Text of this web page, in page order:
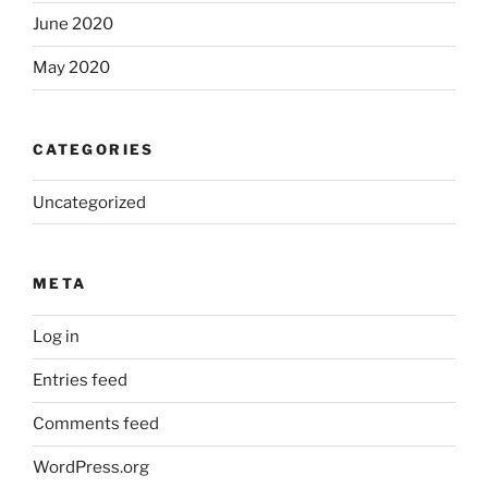
June 2020
May 2020
CATEGORIES
Uncategorized
META
Log in
Entries feed
Comments feed
WordPress.org